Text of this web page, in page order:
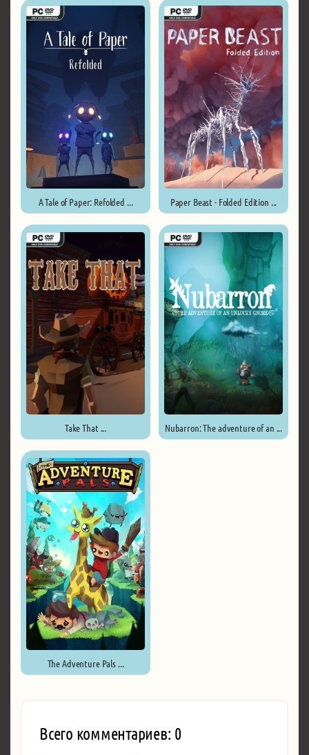
A Tale of Paper: Refolded ... Paper Beast - Folded Edition ...
Take That ... Nubarron: The adventure of an ...
The Adventure Pals ...
Всего комментариев: 0